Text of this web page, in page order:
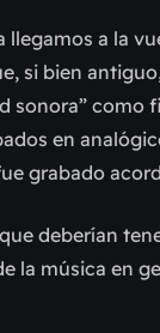
a la
si bien
sonora” como
en
grabado
deberían
la música en